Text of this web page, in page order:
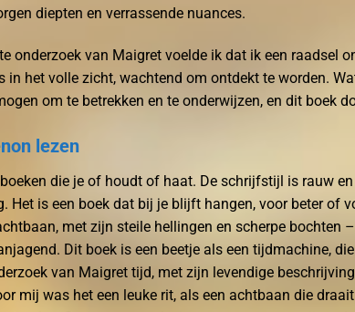
diepten en verrassende nuances.
onderzoek van Maigret voelde ik dat ik een raadsel
in het volle zicht, wachtend om ontdekt te worden.
om te betrekken en te onderwijzen, en dit boek
lezen
die je of houdt of haat. De schrijfstijl is rauw
Het is een boek dat bij je blijft hangen, voor beter of
met zijn steile hellingen en scherpe bochten
Dit boek is een beetje als een tijdmachine,
van Maigret tijd, met zijn levendige
mij was het een leuke rit, als een achtbaan die